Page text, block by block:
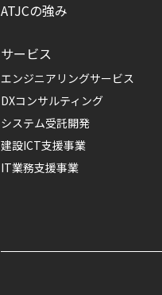
ATJCの強み
サービス
エンジニアリングサービス
DXコンサルティング
システム受託開発
建設ICT支援事業
IT業務支援事業